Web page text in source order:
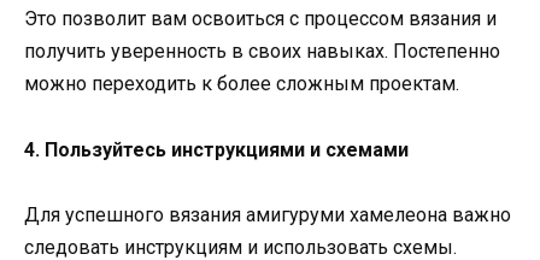
Это позволит вам освоиться с процессом вязания и
получить уверенность в своих навыках. Постепенно
можно переходить к более сложным проектам.
4. Пользуйтесь инструкциями и схемами
Для успешного вязания амигуруми хамелеона важно
следовать инструкциям и использовать схемы.